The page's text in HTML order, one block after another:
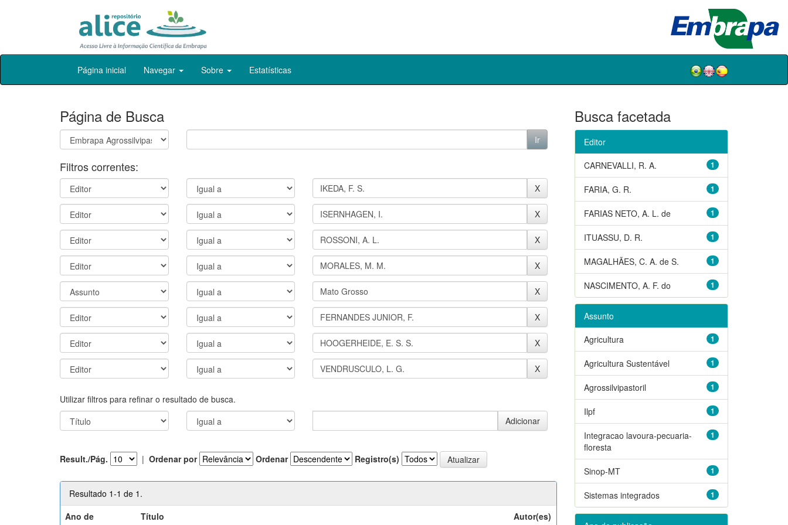
Skip
Página inicial Navegar Sobre Estatísticas
Página de Busca
Filtros correntes:
Utilizar filtros para refinar o resultado de busca.
Result./Pág. | Ordenar por Ordenar Registro(s)
Resultado 1-1 de 1.
Ano de
Título Autor(es)
Busca facetada
Editor
1
CARNEVALLI, R. A.
1
FARIA, G. R.
1
FARIAS NETO, A. L. de
1
ITUASSU, D. R.
1
MAGALHÃES, C. A. de S.
1
NASCIMENTO, A. F. do
Assunto
1
Agricultura
1
Agricultura Sustentável
1
Agrossilvipastoril
1
Ilpf
1
Integracao lavoura-pecuaria-
floresta
1
Sinop-MT
1
Sistemas integrados